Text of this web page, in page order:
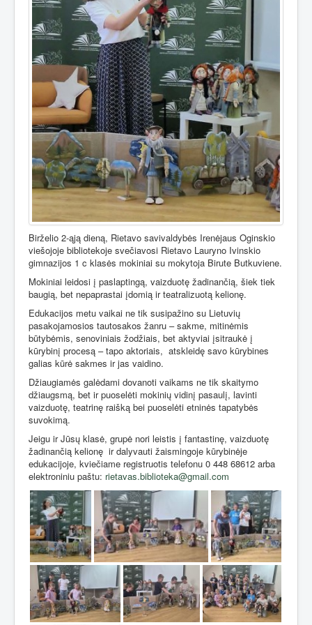
Birželio 2-ąją dieną, Rietavo savivaldybės Irenėjaus Oginskio
viešojoje bibliotekoje svečiavosi Rietavo Lauryno Ivinskio
gimnazijos 1 c klasės mokiniai su mokytoja Birute Butkuviene.
Mokiniai leidosi į paslaptingą, vaizduotę žadinančią, šiek tiek
baugią, bet nepaprastai įdomią ir teatralizuotą kelionę.
Edukacijos metu vaikai ne tik susipažino su Lietuvių
pasakojamosios tautosakos žanru – sakme, mitinėmis
būtybėmis, senoviniais žodžiais, bet aktyviai įsitraukė į
kūrybinį procesą – tapo aktoriais, atskleidę savo kūrybines
galias kūrė sakmes ir jas vaidino.
Džiaugiamės galėdami dovanoti vaikams ne tik skaitymo
džiaugsmą, bet ir puoselėti mokinių vidinį pasaulį, lavinti
vaizduotę, teatrinę raišką bei puoselėti etninės tapatybės
suvokimą.
Jeigu ir Jūsų klasė, grupė nori leistis į fantastinę, vaizduotę
žadinančią kelionę ir dalyvauti žaismingoje kūrybinėje
edukacijoje, kviečiame registruotis telefonu 0 448 68612 arba
elektroniniu paštu: rietavas.biblioteka@gmail.com